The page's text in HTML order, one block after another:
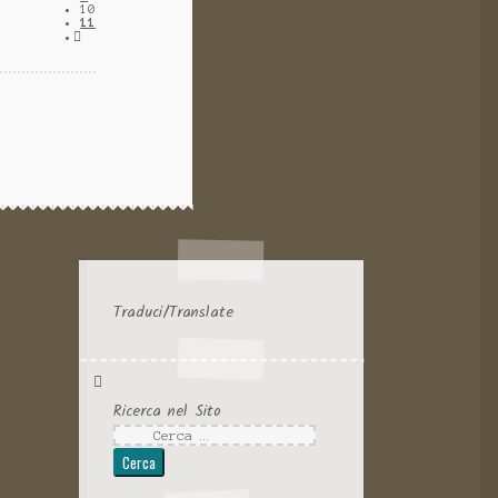
10
11
Traduci/Translate
Ricerca nel Sito
Ricerca
per: